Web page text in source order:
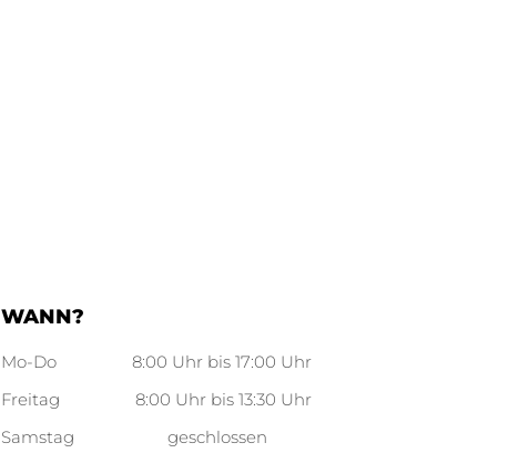
WANN?
Mo-Do 8:00 Uhr bis 17:00 Uhr
Freitag 8:00 Uhr bis 13:30 Uhr
Samstag geschlossen